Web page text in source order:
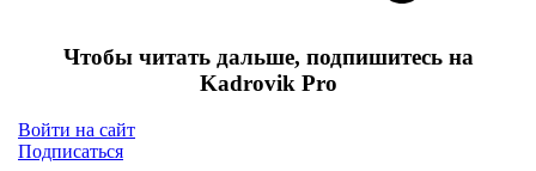
Чтобы читать дальше, подпишитесь на
Kadrovik Pro
Войти на сайт
Подписаться